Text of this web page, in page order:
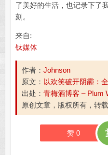
了美好的生活，也记录下了
刻。
来自:
钛媒体
作者： Johnson
原文： 以欢笑破开阴霾：
出处： 青梅酒博客 – Plum
原创文章，版权所有，转
赞 0